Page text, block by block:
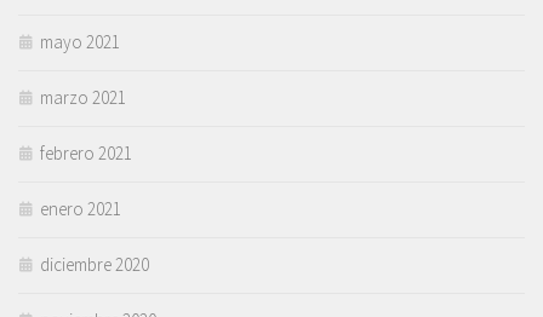
mayo 2021
marzo 2021
febrero 2021
enero 2021
diciembre 2020